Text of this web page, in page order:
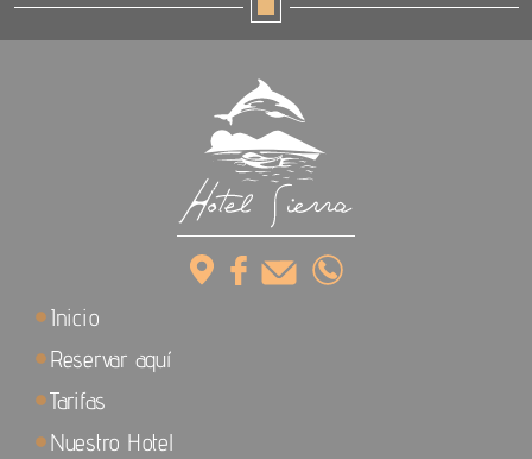
Inicio
Reservar aquí
Tarifas
Nuestro Hotel